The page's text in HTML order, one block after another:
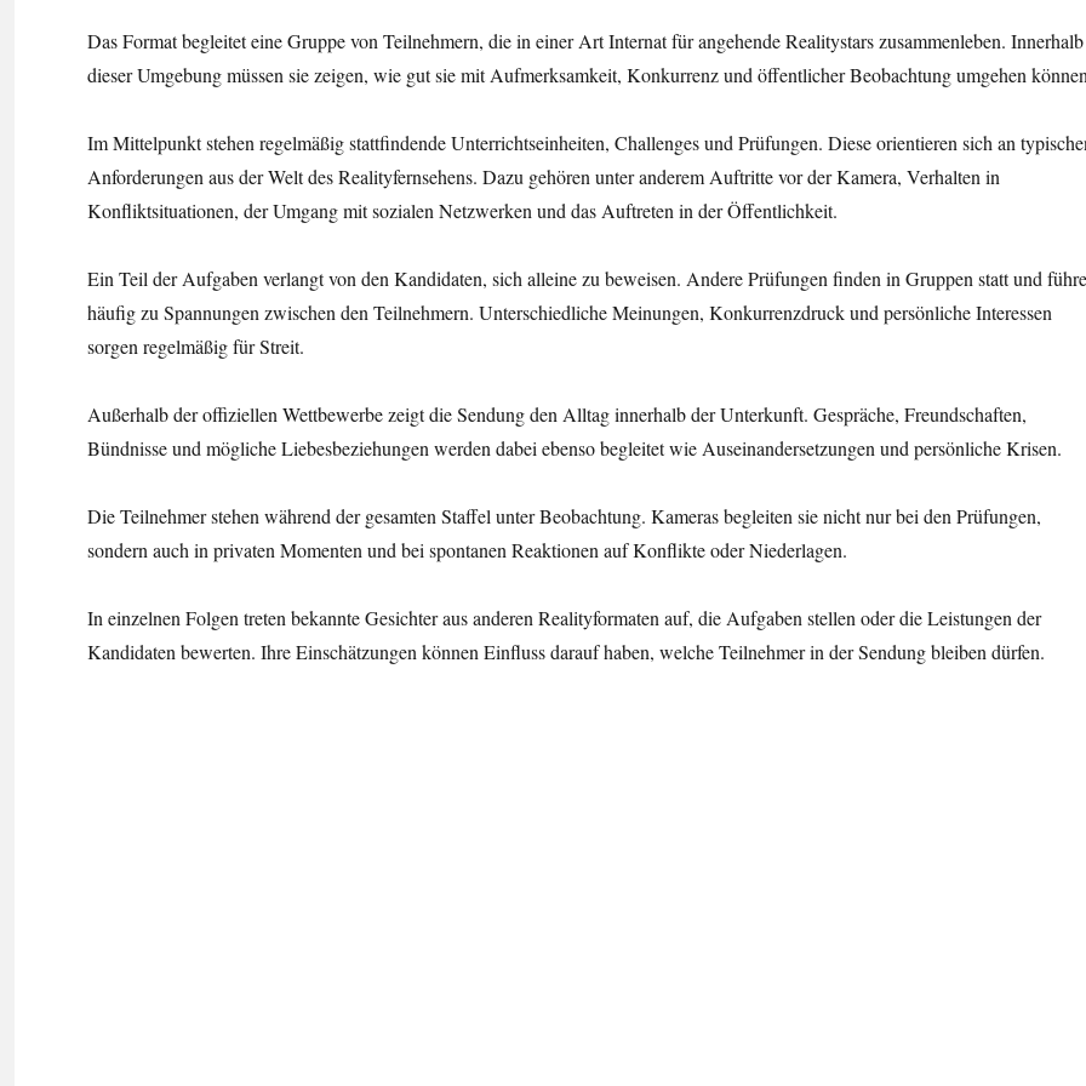
Das Format begleitet eine Gruppe von Teilnehmern, die in einer Art Internat für angehende Realitystars zusammenleben. Innerhalb
dieser Umgebung müssen sie zeigen, wie gut sie mit Aufmerksamkeit, Konkurrenz und öffentlicher Beobachtung umgehen
Im Mittelpunkt stehen regelmäßig stattfindende Unterrichtseinheiten, Challenges und Prüfungen. Diese orientieren sich an
Anforderungen aus der Welt des Realityfernsehens. Dazu gehören unter anderem Auftritte vor der Kamera, Verhalten in
Konfliktsituationen, der Umgang mit sozialen Netzwerken und das Auftreten in der Öffentlichkeit.
Ein Teil der Aufgaben verlangt von den Kandidaten, sich alleine zu beweisen. Andere Prüfungen finden in Gruppen statt und
häufig zu Spannungen zwischen den Teilnehmern. Unterschiedliche Meinungen, Konkurrenzdruck und persönliche Interessen
sorgen regelmäßig für Streit.
Außerhalb der offiziellen Wettbewerbe zeigt die Sendung den Alltag innerhalb der Unterkunft. Gespräche, Freundschaften,
Bündnisse und mögliche Liebesbeziehungen werden dabei ebenso begleitet wie Auseinandersetzungen und persönliche Krisen.
Die Teilnehmer stehen während der gesamten Staffel unter Beobachtung. Kameras begleiten sie nicht nur bei den Prüfungen,
sondern auch in privaten Momenten und bei spontanen Reaktionen auf Konflikte oder Niederlagen.
In einzelnen Folgen treten bekannte Gesichter aus anderen Realityformaten auf, die Aufgaben stellen oder die Leistungen der
Kandidaten bewerten. Ihre Einschätzungen können Einfluss darauf haben, welche Teilnehmer in der Sendung bleiben dürfen.